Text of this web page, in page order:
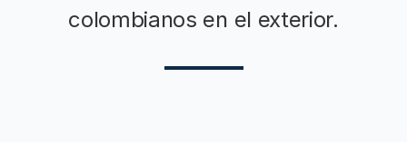
colombianos en el exterior.